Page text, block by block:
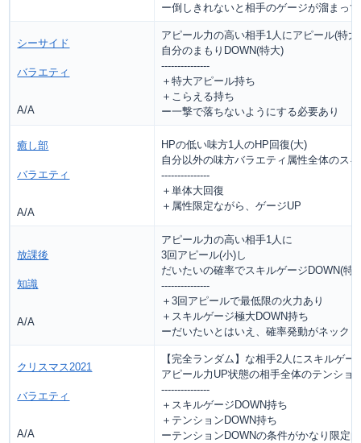
ー倒しきれないと相手のゲージが溜まっ
シーサイド
バラエティ
A/A
アピール力の高い相手1人にアピール(特大
自分のまもりDOWN(特大)
---------------
＋特大アピール持ち
＋こらえる持ち
ー一撃で落ちないようにする必要あり
癒し部
バラエティ
A/A
HPの低い味方1人のHP回復(大)
自分以外の味方バラエティ属性全体のス
---------------
＋単体大回復
＋属性限定ながら、ゲージUP
放課後
知識
A/A
アピール力の高い相手1人に
3回アピール(小)し
だいたいの確率でスキルゲージDOWN(特
---------------
＋3回アピールで最低限の火力あり
＋スキルゲージ極大DOWN持ち
ーだいたいとはいえ、確率発動がネック
クリスマス2021
バラエティ
A/A
【完全ランダム】な相手2人にスキルゲー
アピール力UP状態の相手全体のテンショ
---------------
＋スキルゲージDOWN持ち
＋テンションDOWN持ち
ーテンションDOWNの条件がかなり限定